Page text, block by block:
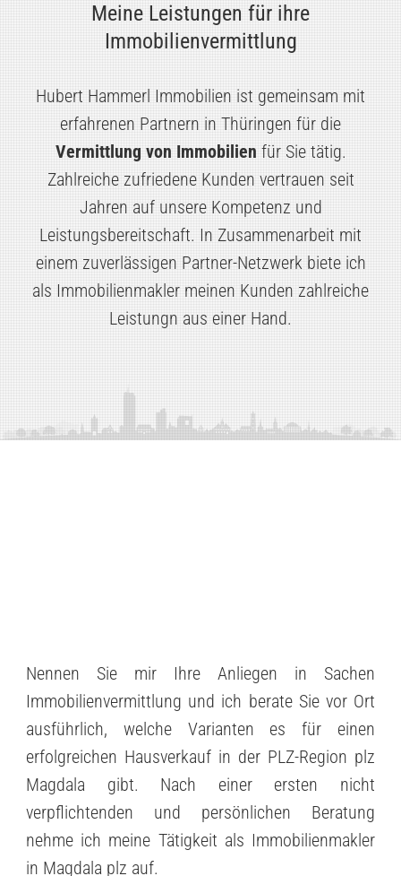
Meine Leistungen für ihre
Immobilienvermittlung
Hubert Hammerl Immobilien ist gemeinsam mit
erfahrenen Partnern in Thüringen für die
Vermittlung von Immobilien für Sie tätig.
Zahlreiche zufriedene Kunden vertrauen seit
Jahren auf unsere Kompetenz und
Leistungsbereitschaft. In Zusammenarbeit mit
einem zuverlässigen Partner-Netzwerk biete ich
als Immobilienmakler meinen Kunden zahlreiche
Leistungn aus einer Hand.
Nennen Sie mir Ihre Anliegen in Sachen
Immobilienvermittlung und ich berate Sie vor Ort
ausführlich, welche Varianten es für einen
erfolgreichen Hausverkauf in der PLZ-Region plz
Magdala gibt. Nach einer ersten nicht
verpflichtenden und persönlichen Beratung
nehme ich meine Tätigkeit als Immobilienmakler
in Magdala plz auf.